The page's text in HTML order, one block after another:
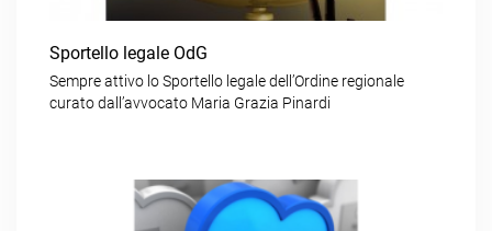
Sportello legale OdG
Sempre attivo lo Sportello legale dell’Ordine regionale
curato dall’avvocato Maria Grazia Pinardi